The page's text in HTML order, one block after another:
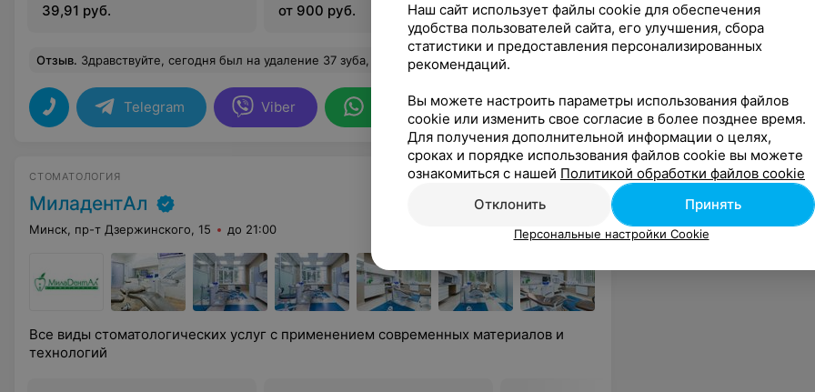
39,91 руб.
от 900 руб.
от 420 руб. от 799
Отзыв. Здравствуйте, сегодня был на удаление 37 зуба, врач хирург Шут С. С. Хотел сказать огромное спасибо вам и всему персаналу,из всех платных стоматологий где мне приходилось быть, эта самая лучшая, в дальнейшем только туда и никуда больше!!!)
Telegram Viber WhatsApp
СТОМАТОЛОГИЯ
МиладентАл
Минск, пр-т Дзержинского, 15 до 21:00
Все виды стоматологических услуг с применением современных материалов и
технологий
Наш сайт использует файлы cookie для обеспечения
удобства пользователей сайта, его улучшения, сбора
статистики и предоставления персонализированных
рекомендаций.
Вы можете настроить параметры использования файлов
cookie или изменить свое согласие в более позднее время.
Для получения дополнительной информации о целях,
сроках и порядке использования файлов cookie вы можете
ознакомиться с нашей Политикой обработки файлов cookie
Отклонить
Принять
Персональные настройки Cookie